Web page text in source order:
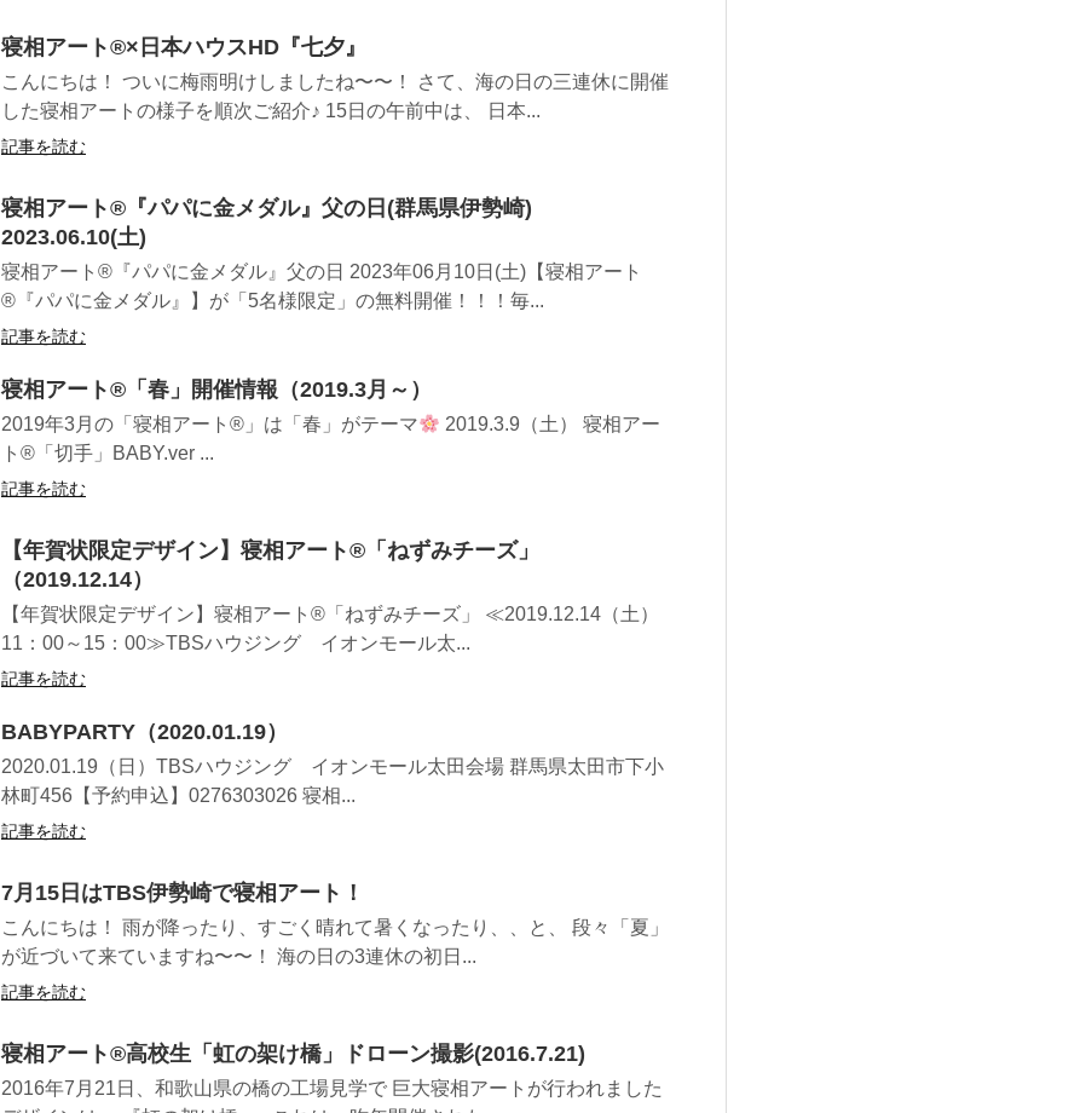
寝相アート®︎×日本ハウスHD『七夕』
こんにちは！ ついに梅雨明けしましたね〜〜！ さて、海の日の三連休に開催
した寝相アートの様子を順次ご紹介♪ 15日の午前中は、 日本...
記事を読む
寝相アート®︎『パパに金メダル』父の日(群馬県伊勢崎)
2023.06.10(土)
寝相アート®『パパに金メダル』父の日 2023年06月10日(土)【寝相アート
®︎『パパに金メダル』】が「5名様限定」の無料開催！！！毎...
記事を読む
寝相アート®「春」開催情報（2019.3月～）
2019年3月の「寝相アート®」は「春」がテーマ
2019.3.9（土） 寝相アー
ト®「切手」BABY.ver ...
記事を読む
【年賀状限定デザイン】寝相アート®「ねずみチーズ」
（2019.12.14）
【年賀状限定デザイン】寝相アート®「ねずみチーズ」 ≪2019.12.14（土）
11：00～15：00≫TBSハウジング イオンモール太...
記事を読む
BABYPARTY（2020.01.19）
2020.01.19（日）TBSハウジング イオンモール太田会場 群馬県太田市下小
林町456【予約申込】0276303026 寝相...
記事を読む
7月15日はTBS伊勢崎で寝相アート！
こんにちは！ 雨が降ったり、すごく晴れて暑くなったり、、と、 段々「夏」
が近づいて来ていますね〜〜！ 海の日の3連休の初日...
記事を読む
寝相アート®高校生「虹の架け橋」ドローン撮影(2016.7.21)
2016年7月21日、和歌山県の橋の工場見学で 巨大寝相アートが行われました